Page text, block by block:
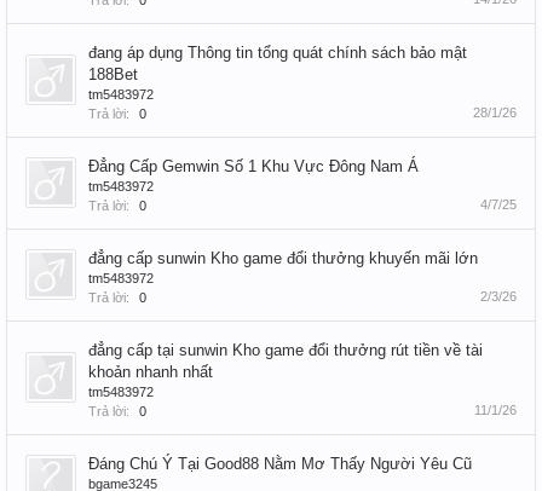
đang áp dụng Thông tin tổng quát chính sách bảo mật
188Bet
tm5483972
Trả lời:
0 28/1/26
Đẳng Cấp Gemwin Số 1 Khu Vực Đông Nam Á
tm5483972
Trả lời:
0 4/7/25
đẳng cấp sunwin Kho game đổi thưởng khuyến mãi lớn
tm5483972
Trả lời:
0 2/3/26
đẳng cấp tại sunwin Kho game đổi thưởng rút tiền về tài
khoản nhanh nhất
tm5483972
Trả lời:
0 11/1/26
Đáng Chú Ý Tại Good88 Nằm Mơ Thấy Người Yêu Cũ
bgame3245